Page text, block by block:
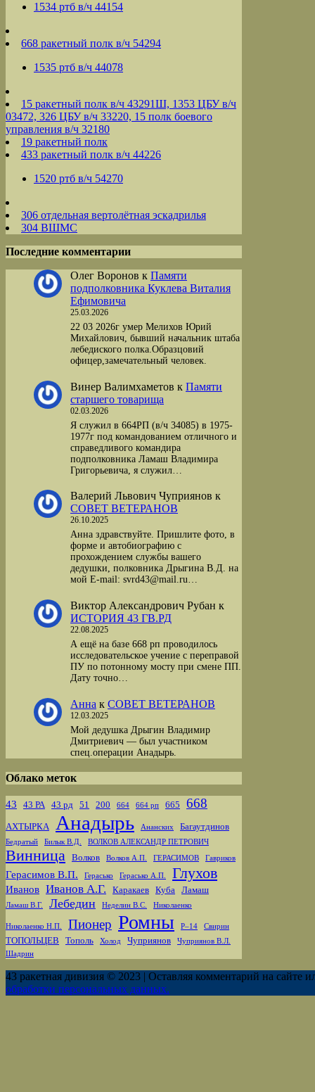
1534 ртб в/ч 44154
668 ракетный полк в/ч 54294
1535 ртб в/ч 44078
15 ракетный полк в/ч 43291Ш, 1353 ЦБУ в/ч
03472, 326 ЦБУ в/ч 33220, 15 полк боевого
управления в/ч 32180
19 ракетный полк
433 ракетный полк в/ч 44226
1520 ртб в/ч 54270
306 отдельная вертолётная эскадрилья
304 ВШМС
Последние комментарии
Олег Воронов к Памяти
подполковника Куклева Виталия
Ефимовича
25.03.2026
22 03 2026г умер Мелихов Юрий
Михайлович, бывший начальник штаба
лебедиского полка.Образцовий
офицер,замечательный человек.
Винер Валимхаметов к Памяти
старшего товарища
02.03.2026
Я служил в 664РП (в/ч 34085) в 1975-
1977г под командованием отличного и
справедливого командира
подполковника Ламаш Владимира
Григорьевича, я служил…
Валерий Львович Чуприянов к
СОВЕТ ВЕТЕРАНОВ
26.10.2025
Анна здравствуйте. Пришлите фото, в
форме и автобиографию с
прохождением службы вашего
дедушки, полковника Дрыгина В.Д. на
мой Е-mail: svrd43@mail.ru…
Виктор Александрович Рубан к
ИСТОРИЯ 43 ГВ.РД
22.08.2025
А ещё на базе 668 рп проводилось
исследовательское учение с переправой
ПУ по потонному мосту при смене ПП.
Дату точно…
Анна к СОВЕТ ВЕТЕРАНОВ
12.03.2025
Мой дедушка Дрыгин Владимир
Дмитриевич — был участником
спец.операции Анадырь.
Облако меток
43 43 РА 43 рд 51 200 664 664 рп 665 668
АХТЫРКА Анадырь Ананских Багаутдинов
Бедратый Билык В.Д. ВОЛКОВ АЛЕКСАНДР ПЕТРОВИЧ
Винница Волков Волков А.П. ГЕРАСИМОВ Гавриков
Герасимов В.П. Герасько Герасько А.П. Глухов
Иванов Иванов А.Г. Каракаев Куба Ламаш
Ламаш В.Г. Лебедин Неделин В.С. Николаенко
Николаенко Н.П. Пионер Ромны Р–14 Свирин
ТОПОЛЬЦЕВ Тополь Холод Чуприянов
Чуприянов В.Л.
Шадрин
43 ракетная дивизия © 2023 | Оставляя комментарий на сайте
обработки персональных данных.